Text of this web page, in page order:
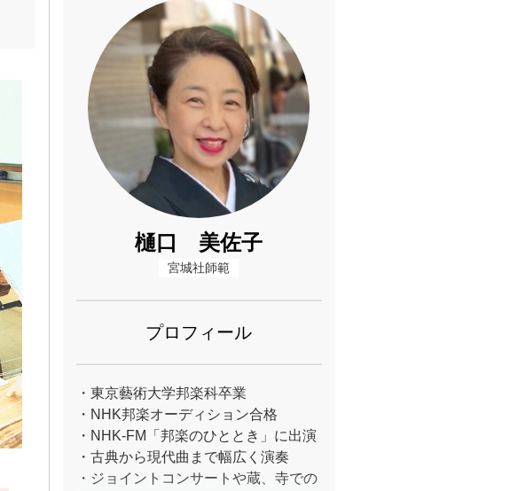
樋口 美佐子
宮城社師範
プロフィール
・東京藝術大学邦楽科卒業
・NHK邦楽オーディション合格
・NHK-FM「邦楽のひととき」に出演
・古典から現代曲まで幅広く演奏
・ジョイントコンサートや蔵、寺での